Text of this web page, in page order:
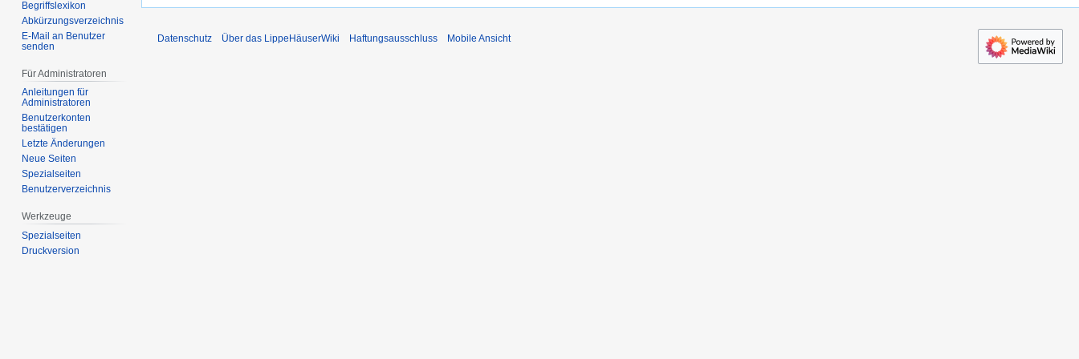
Begriffslexikon
Abkürzungsverzeichnis
E-Mail an Benutzer
senden
Für Administratoren
Anleitungen für
Administratoren
Benutzerkonten
bestätigen
Letzte Änderungen
Neue Seiten
Spezialseiten
Benutzerverzeichnis
Werkzeuge
Spezialseiten
Druckversion
Datenschutz Über das LippeHäuserWiki Haftungsausschluss Mobile Ansicht